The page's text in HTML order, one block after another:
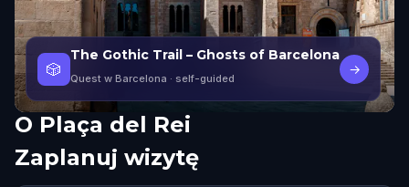
🎲
The Gothic Trail – Ghosts of Barcelona
Quest w Barcelona · self-guided
→
O Plaça del Rei
Zaplanuj wizytę